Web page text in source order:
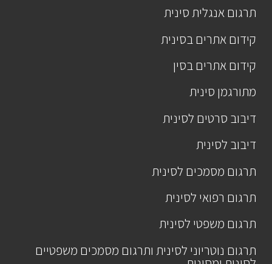
תרגום אנגלית סינית
קידום אתרים בסינית
קידום אתרים בסין
מתורגמן סינית
דיבוב סרטים לסינית
דיבוב לסינית
תרגום מסמכים לסינית
תרגום רפואי לסינית
תרגום משפטי לסינית
תרגום נוטריוני לסינית ותרגום מסמכים משפטיים